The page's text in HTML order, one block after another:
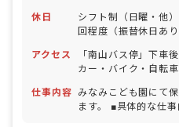
休日
シフト制（日曜・他
回程度（振替休日あ
／1時間単位・半日単
以上の連休相談OK）
後・育児休暇（取得
100％） 介護・看護休暇 ※お子
アクセス
「南山バス停」下車後、
カー・バイク・自転
仕事内容
みなみこども園にて
ます。 ■具体的な仕事内容 ・0～5歳児の